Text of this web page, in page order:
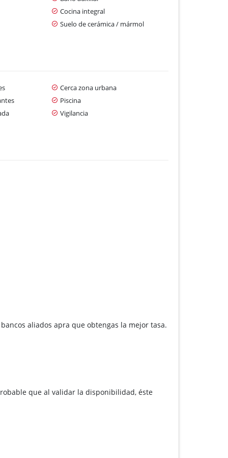
Cocina integral
Suelo de cerámica / mármol
Cerca zona urbana
Piscina
Vigilancia
aliados apra que obtengas la mejor tasa.
que al validar la disponibilidad, éste